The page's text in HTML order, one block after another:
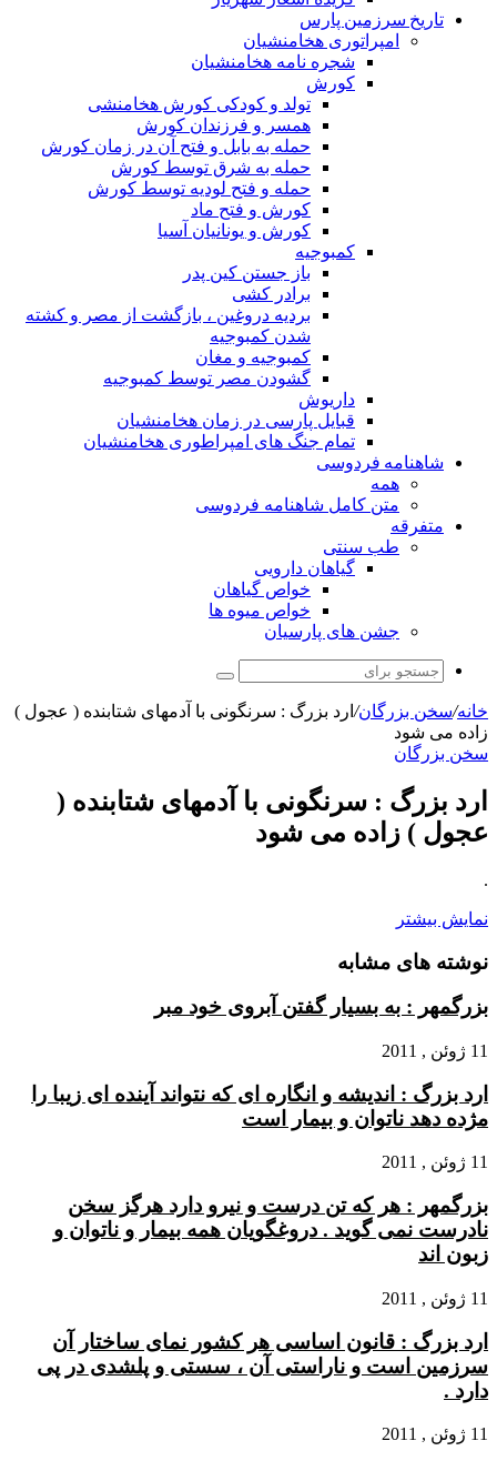
تاریخ سرزمین پارس
امپراتوری هخامنشیان
شجره نامه هخامنشیان
کورش
تولد و کودکی کورش هخامنشی
همسر و فرزندان کورش
حمله به بابل و فتح آن در زمان کورش
حمله به شرق توسط کورش
حمله و فتح لودیه توسط کورش
کورش و فتح ماد
کورش و یونانیان آسیا
کمبوجیه
باز جستن کین پدر
برادر کشی
بردیه دروغین ، بازگشت از مصر و کشته
شدن کمبوجیه
کمبوجیه و مغان
گشودن مصر توسط کمبوجیه
داریوش
قبایل پارسی در زمان هخامنشیان
تمام جنگ های امپراطوری هخامنشیان
شاهنامه فردوسی
همه
متن کامل شاهنامه فردوسی
متفرقه
طب سنتی
گیاهان دارویی
خواص گیاهان
خواص میوه ها
جشن های پارسیان
جستجو
خانه/سخن بزرگان/ ارد بزرگ : سرنگونی با آدمهای شتابنده ( عجول )
زاده می شود
سخن بزرگان
ارد بزرگ : سرنگونی با آدمهای شتابنده (
عجول ) زاده می شود
.
نمایش بیشتر
نوشته های مشابه
بزرگمهر : به بسیار گفتن آبروی خود مبر
11 ژوئن , 2011
ارد بزرگ : اندیشه و انگاره ای که نتواند آینده ای زیبا را
مژده دهد ناتوان و بیمار است
11 ژوئن , 2011
بزرگمهر : هر که تن درست و نیرو دارد هرگز سخن
نادرست نمی گوید . دروغگویان همه بیمار و ناتوان و
زبون اند
11 ژوئن , 2011
ارد بزرگ : قانون اساسی هر کشور نمای ساختار آن
سرزمین است و ناراستی آن ، سستی و پلشدی در پی
دارد .
11 ژوئن , 2011